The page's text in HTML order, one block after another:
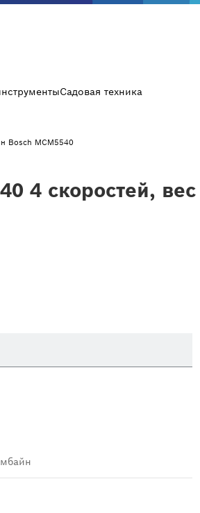
Садовая техника
Bosch MCM5540
4 скоростей, вес